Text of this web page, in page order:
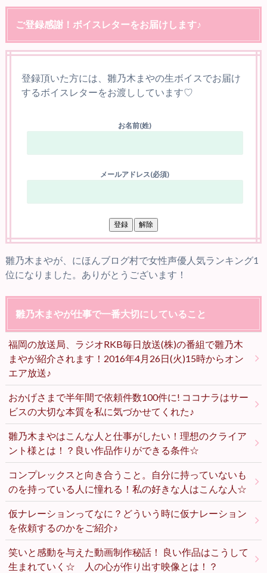
ご登録感謝！ボイスレターをお届けします♪
登録頂いた方には、雛乃木まやの生ボイスでお届け
するボイスレターをお渡ししています♡
お名前(姓)
メールアドレス(必須)
雛乃木まやが、にほんブログ村で女性声優人気ランキング1
位になりました。ありがとうございます！
雛乃木まやが仕事で一番大切にしていること
福岡の放送局、ラジオRKB毎日放送(株)の番組で雛乃木
まやが紹介されます！2016年4月26日(火)15時からオン
エア放送♪
おかげさまで半年間で依頼件数100件に! ココナラはサー
ビスの大切な本質を私に気づかせてくれた♪
雛乃木まやはこんな人と仕事がしたい！理想のクライア
ント様とは！？良い作品作りができる条件☆
コンプレックスと向き合うこと。自分に持っていないも
のを持っている人に憧れる！私の好きな人はこんな人☆
仮ナレーションってなに？どういう時に仮ナレーション
を依頼するのかをご紹介♪
笑いと感動を与えた動画制作秘話！ 良い作品はこうして
生まれていく☆ 人の心が作り出す映像とは！？